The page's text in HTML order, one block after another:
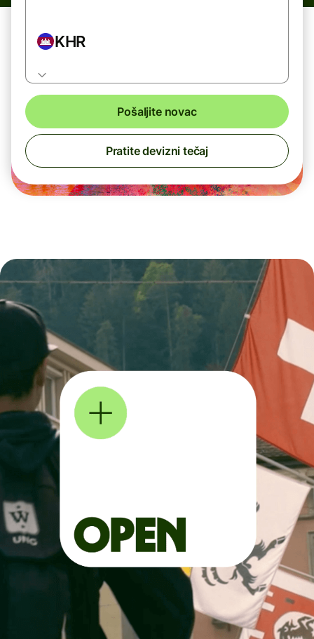
KHR
Pošaljite novac
Pratite devizni tečaj